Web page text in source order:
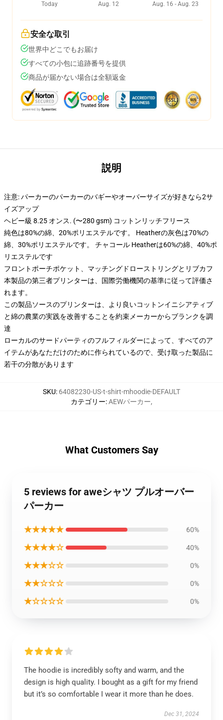
Today
Aug. 12
Aug. 16 - Aug. 23
安全な取引
世界中どこでもお届け
すべての小包に追跡番号を提供
商品が届かない場合は全額返金
説明
注意: パーカーのパーカーのバギーやオーバーサイズが好きなら2サ
イズアップ
ヘビー級 8.25 オンス. (〜280 gsm) コットンリッチフリース
純色は80%の綿、20%ポリエステルです。 Heatherの灰色は70%の
綿、30%ポリエステルです。 チャコール Heatherは60%の綿、40%ポ
リエステルです
フロントポーチポケット、マッチングドローストリングとリブカフ
本製品の第三者プリンターは、国際労働機関の基準に従って評価さ
れます。
この製品ソースのプリンターは、より良いコットンイニシアティブ
と綿の農業の実践を改善することを約束メーカーからブランクを調
達
ローカルのサードパーティのフルフィルダーによって、すべてのア
イテムがあなただけのために作られているので、受け取った製品に
若干の分散があります
SKU: 64082230-US-t-shirt-mhoodie-DEFAULT
カテゴリー:AEWパーカー,
What Customers Say
5 reviews for aweシャツ プルオーバー
パーカー
★★★★★ 60%
★★★★☆ 40%
★★★☆☆ 0%
★★☆☆☆ 0%
★☆☆☆☆ 0%
The hoodie is incredibly softy and warm, and the
design is high quality. I bought as a gift for my friend
but it’s so comfortable I wear it more than he does.
Dec 31, 2024